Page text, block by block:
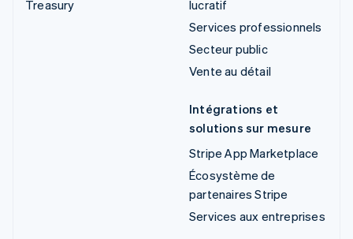
Treasury
lucratif
Services professionnels
Secteur public
Vente au détail
Intégrations et
solutions sur mesure
Stripe App Marketplace
Écosystème de
partenaires Stripe
Services aux entreprises